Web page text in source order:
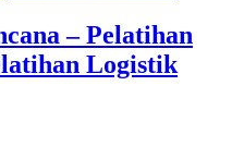
– Pelatihan
Logistik